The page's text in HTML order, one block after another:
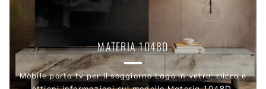
MATERIA 1048D
Mobile porta tv per il soggiorno Lago in vetro: clicca e